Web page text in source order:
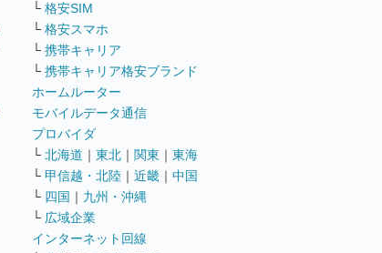
└ 格安SIM
└ 格安スマホ
└ 携帯キャリア
└ 携帯キャリア格安ブランド
ホームルーター
モバイルデータ通信
プロバイダ
└ 北海道 ｜ 東北 ｜ 関東 ｜ 東海
└ 甲信越・北陸 ｜ 近畿 ｜ 中国
└ 四国 ｜ 九州・沖縄
└ 広域企業
インターネット回線